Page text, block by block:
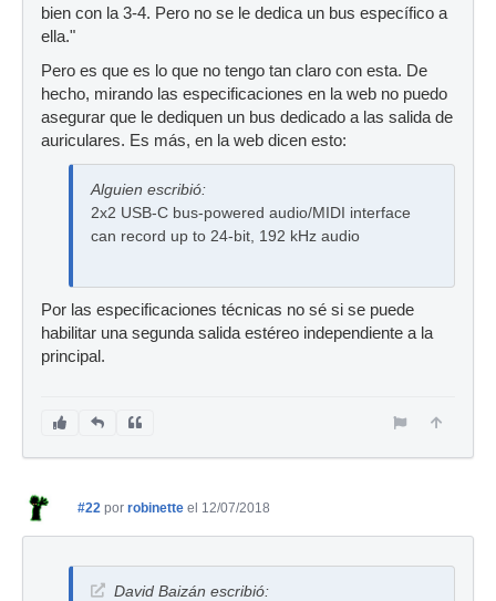
bien con la 3-4. Pero no se le dedica un bus específico a
ella."
Pero es que es lo que no tengo tan claro con esta. De
hecho, mirando las especificaciones en la web no puedo
asegurar que le dediquen un bus dedicado a las salida de
auriculares. Es más, en la web dicen esto:
Alguien escribió:
2x2 USB-C bus-powered audio/MIDI interface
can record up to 24-bit, 192 kHz audio
Por las especificaciones técnicas no sé si se puede
habilitar una segunda salida estéreo independiente a la
principal.
#22 por robinette el 12/07/2018
David Baizán escribió: